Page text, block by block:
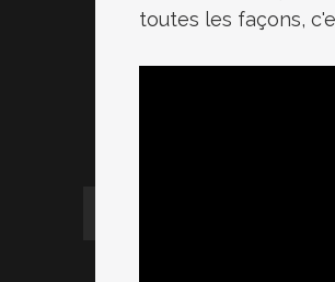
toutes les façons,